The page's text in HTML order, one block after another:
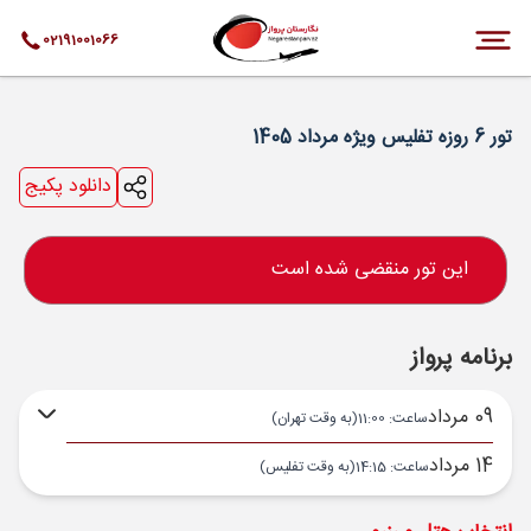
02191001066
تور 6 روزه تفلیس ویژه مرداد 1405
دانلود پکیج
این تور منقضی شده است
برنامه پرواز
09 مرداد ساعت: 11:00 (به وقت تهران)
14 مرداد ساعت: 14:15 (به وقت تفلیس)